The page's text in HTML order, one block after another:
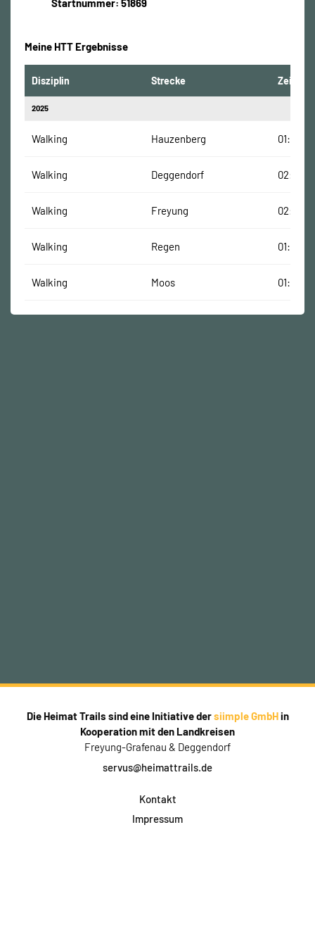
Startnummer: 51869
Meine HTT Ergebnisse
Disziplin Strecke Zeit
2025
Walking Hauzenberg
Walking Deggendorf
Walking Freyung
Walking Regen
Walking Moos
Die Heimat Trails sind eine Initiative dersiimple GmbHin
Kooperation mit den Landkreisen
Freyung-Grafenau & Deggendorf
servus@heimattrails.de
Kontakt
Impressum